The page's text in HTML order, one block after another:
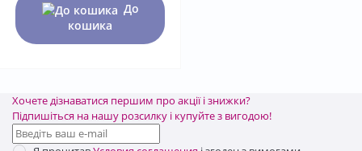
До
кошика
Хочете дізнаватися першим про акції і знижки?
Підпишіться на нашу розсилку і купуйте з вигодою!